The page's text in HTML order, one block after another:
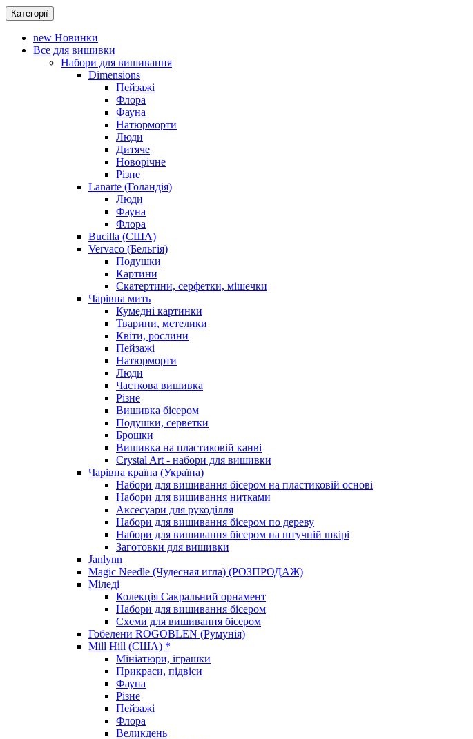
Категорії
new Новинки
Все для вишивки
Набори для вишивання
Dimensions
Пейзажі
Флора
Фауна
Натюрморти
Люди
Дитяче
Новорічне
Різне
Lanarte (Голандія)
Люди
Фауна
Флора
Bucilla (США)
Vervaco (Бельгія)
Подушки
Картини
Скатертини, серфетки, мішечки
Чарiвна мить
Кумедні картинки
Тварини, метелики
Квіти, рослини
Пейзажі
Натюрморти
Люди
Часткова вишивка
Різне
Вишивка бісером
Подушки, серветки
Брошки
Вишивка на пластиковій канві
Crystal Art - набори для вишивки
Чарівна країна (Україна)
Набори для вишивання бісером на пластиковій основі
Набори для вишивання нитками
Аксесуари для рукоділля
Набори для вишивання бісером по дереву
Набори для вишивання бісером на штучній шкірі
Заготовки для вишивки
Janlynn
Magic Needle (Чудесная игла) (РОЗПРОДАЖ)
Міледі
Колекція Сакральний орнамент
Набори для вишивання бісером
Схеми для вишивання бісером
Гобелени ROGOBLEN (Румунія)
Mill Hill (США) *
Мініатюри, іграшки
Прикраси, підвіси
Фауна
Різне
Пейзажі
Флора
Великдень